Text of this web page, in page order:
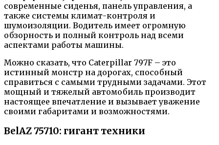
современные сиденья, панель управления, а
также системы климат-контроля и
шумоизоляции. Водитель имеет огромную
обзорность и полный контроль над всеми
аспектами работы машины.
Можно сказать, что Caterpillar 797F – это
истинный монстр на дорогах, способный
справиться с самыми трудными задачами. Этот
мощный и тяжелый автомобиль производит
настоящее впечатление и вызывает уважение
своими габаритами и возможностями.
BelAZ 75710: гигант техники